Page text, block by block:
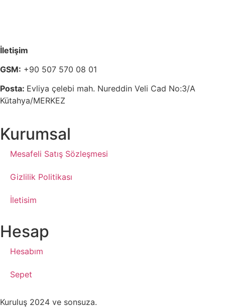
İletişim
GSM: +90 507 570 08 01
Posta: Evliya çelebi mah. Nureddin Veli Cad No:3/A
Kütahya/MERKEZ
Kurumsal
Mesafeli Satış Sözleşmesi
Gizlilik Politikası
İletisim
Hesap
Hesabım
Sepet
Kuruluş 2024 ve sonsuza.